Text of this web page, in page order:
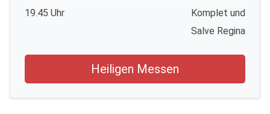
19.45 Uhr
Komplet und
Salve Regina
Heiligen Messen